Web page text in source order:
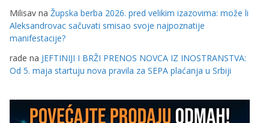
Milisav na Župska berba 2026. pred velikim izazovima: može li
Aleksandrovac sačuvati smisao svoje najpoznatije
manifestacije?
rade na JEFTINIJI I BRŽI PRENOS NOVCA IZ INOSTRANSTVA:
Od 5. maja startuju nova pravila za SEPA plaćanja u Srbiji